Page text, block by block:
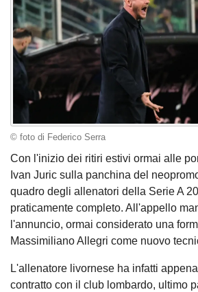
© foto di Federico Serra
Con l'inizio dei ritiri estivi ormai alle
Ivan Juric sulla panchina del
quadro degli allenatori della Serie A
praticamente completo. All'appello
l'annuncio, ormai considerato una
Massimiliano Allegri come nuovo
L'allenatore livornese ha infatti
contratto con il club lombardo, ultimo